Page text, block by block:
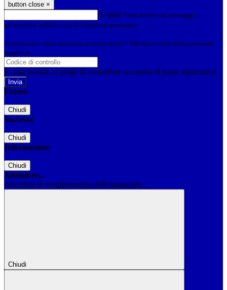
button close ×
E-mail Verrà inviato un messaggio
all'indirizzo indicato con le istruzioni necessarie.
Non hai una e-mail associata al nome utente? Effettua il reset della password
tramite la
E-mail inviata, si prega di controllare la casella di posta elettronica!
Errore
Chiudi
Successo
Chiudi
Informazione
Chiudi
Attendere...
Attendere il completamento dell'operazione...
Chiudi